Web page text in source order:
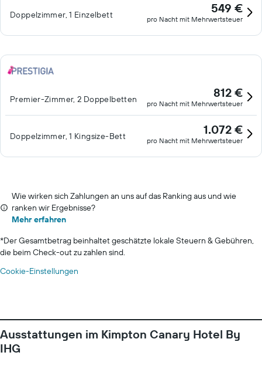
Doppelzimmer, 1 Einzelbett 549 €
pro Nacht mit Mehrwertsteuer
Premier-Zimmer, 2 Doppelbetten 812 €
pro Nacht mit Mehrwertsteuer
Doppelzimmer, 1 Kingsize-Bett 1.072 €
pro Nacht mit Mehrwertsteuer
Wie wirken sich Zahlungen an uns auf das Ranking aus und wie
ranken wir Ergebnisse?
Mehr erfahren
*Der Gesamtbetrag beinhaltet geschätzte lokale Steuern & Gebühren,
die beim Check-out zu zahlen sind.
Cookie-Einstellungen
Ausstattungen im Kimpton Canary Hotel By
IHG